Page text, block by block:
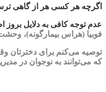
اگرچه هر کسی هر از گاهی
عدم توجه کافی به دلایل
فوبیا (هراس بیمارگونه)،
توصیه می‌کنم برای دخترتان
که می‌توانند به نوجوان در